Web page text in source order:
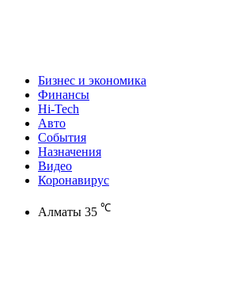
Бизнес и экономика
Финансы
Hi-Tech
Авто
События
Назначения
Видео
Коронавирус
Алматы 35 ℃